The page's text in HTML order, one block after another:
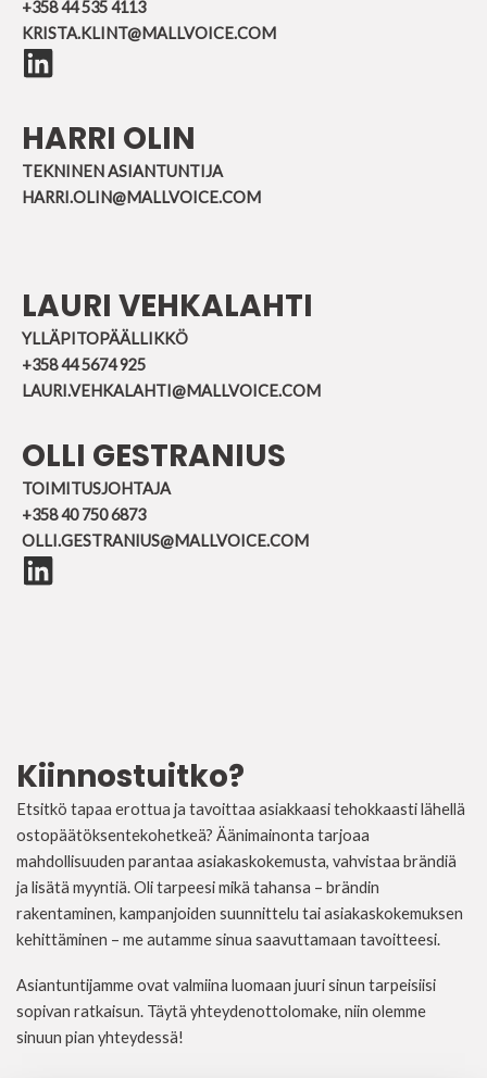
+358 44 535 4113
KRISTA.KLINT@MALLVOICE.COM
HARRI OLIN
TEKNINEN ASIANTUNTIJA
HARRI.OLIN@MALLVOICE.COM
LAURI VEHKALAHTI
YLLÄPITOPÄÄLLIKKÖ
+358 44 5674 925
LAURI.VEHKALAHTI@MALLVOICE.COM
OLLI GESTRANIUS
TOIMITUSJOHTAJA
+358 40 750 6873
OLLI.GESTRANIUS@MALLVOICE.COM
Kiinnostuitko?
Etsitkö tapaa erottua ja tavoittaa asiakkaasi tehokkaasti lähellä
ostopäätöksentekohetkeä? Äänimainonta tarjoaa
mahdollisuuden parantaa asiakaskokemusta, vahvistaa brändiä
ja lisätä myyntiä. Oli tarpeesi mikä tahansa – brändin
rakentaminen, kampanjoiden suunnittelu tai asiakaskokemuksen
kehittäminen – me autamme sinua saavuttamaan tavoitteesi.
Asiantuntijamme ovat valmiina luomaan juuri sinun tarpeisiisi
sopivan ratkaisun. Täytä yhteydenottolomake, niin olemme
sinuun pian yhteydessä!